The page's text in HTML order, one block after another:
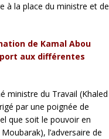
à la place du ministre et de
de Kamal Abou
aux différentes
ministre du Travail (Khaled
par une poignée de
que soit le pouvoir en
l’adversaire de